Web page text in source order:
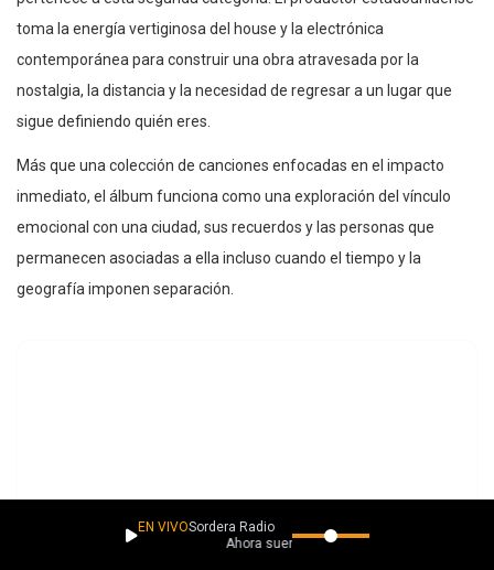
toma la energía vertiginosa del house y la electrónica
contemporánea para construir una obra atravesada por la
nostalgia, la distancia y la necesidad de regresar a un lugar que
sigue definiendo quién eres.
Más que una colección de canciones enfocadas en el impacto
inmediato, el álbum funciona como una exploración del vínculo
emocional con una ciudad, sus recuerdos y las personas que
permanecen asociadas a ella incluso cuando el tiempo y la
geografía imponen separación.
EN VIVOSordera Radio
Ahora suena